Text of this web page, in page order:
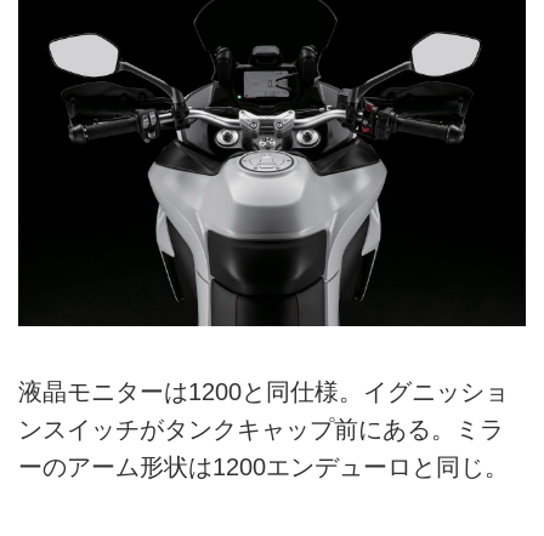
液晶モニターは1200と同仕様。イグニッショ
ンスイッチがタンクキャップ前にある。ミラ
ーのアーム形状は1200エンデューロと同じ。